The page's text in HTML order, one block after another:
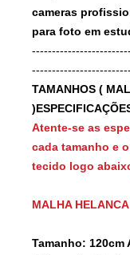
cameras
para foto em
TAMANHOS (
Atente-se as
cada tamanho e
tecido logo
MALHA
Tamanho: 120cm